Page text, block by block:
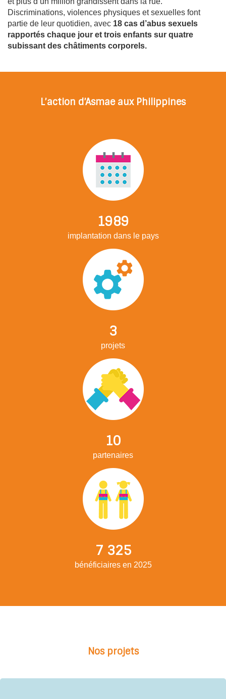
Discriminations, violences physiques et sexuelles font
partie de leur quotidien, avec 18 cas d’abus sexuels
rapportés chaque jour et trois enfants sur quatre
subissant des châtiments corporels.
L’action d’Asmae aux Philippines
1989
implantation dans le pays
3
projets
10
partenaires
7 325
bénéficiaires en 2025
Nos projets